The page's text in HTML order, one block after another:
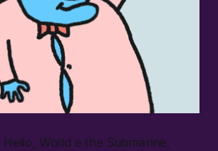
World e the Submarine,